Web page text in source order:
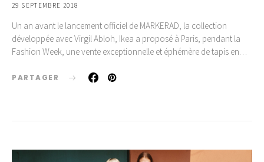
29 SEPTEMBRE 2018
Un an avant le lancement officiel de MARKERAD, la collection
développée avec Virgil Abloh, Ikea a proposé à Paris, pendant la
Fashion Week, une vente exceptionnelle et éphémère de tapis en…
PARTAGER